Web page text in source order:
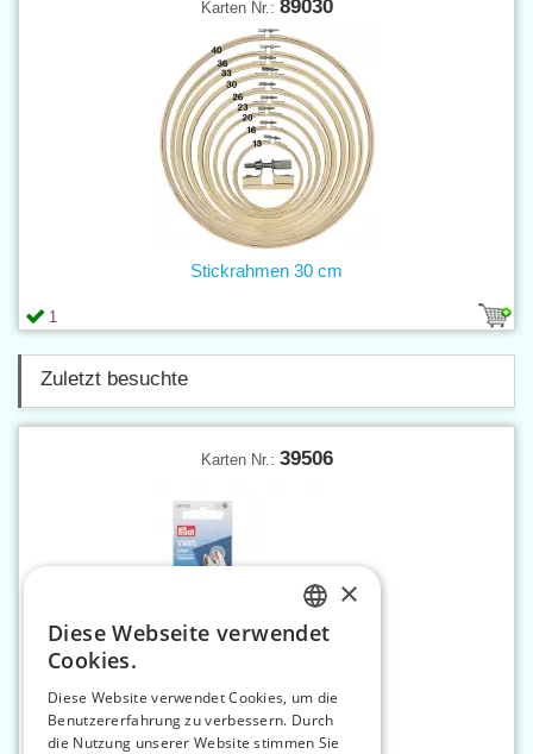
Karten Nr.: 89030
1
Stickrahmen 30 cm
Zuletzt besuchte
Karten Nr.: 39506
Embouts für Vario Zange
CZECH
ENGLISH
×
Diese Webseite verwendet
Cookies.
Diese Website verwendet Cookies, um die
Benutzererfahrung zu verbessern. Durch
die Nutzung unserer Website stimmen Sie